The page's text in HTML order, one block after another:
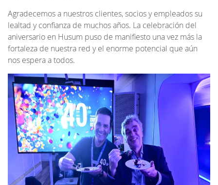
Agradecemos a nuestros clientes, socios y empleados su
lealtad y confianza de muchos años. La celebración del
aniversario en Husum puso de manifiesto una vez más la
fortaleza de nuestra red y el enorme potencial que aún
nos espera a todos.